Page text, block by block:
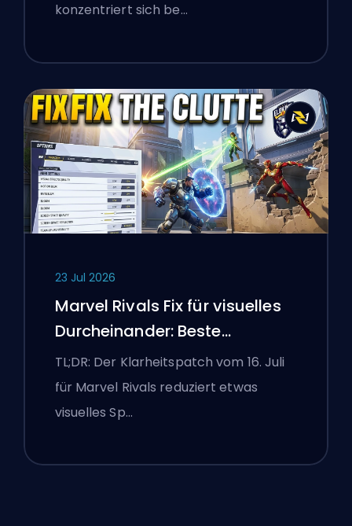
konzentriert sich be…
23 Jul 2026
Marvel Rivals Fix für visuelles
Durcheinander: Beste
wettbewerbsorientierte
Einstellungen nach dem Patch
vom 16. Juli
TL;DR: Der Klarheitspatch vom 16. Juli
für Marvel Rivals reduziert etwas
visuelles Sp…